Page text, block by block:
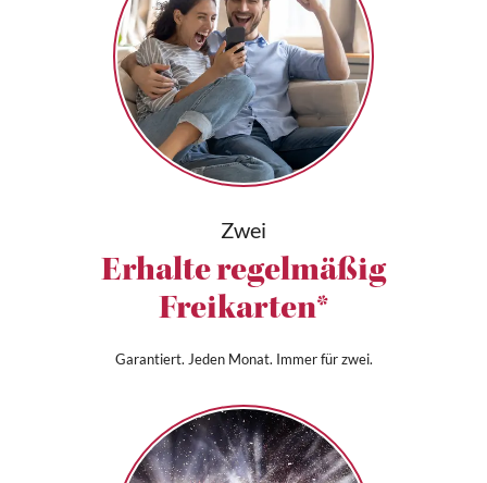
Zwei
Erhalte regelmäßig
Freikarten*
Garantiert. Jeden Monat. Immer für zwei.